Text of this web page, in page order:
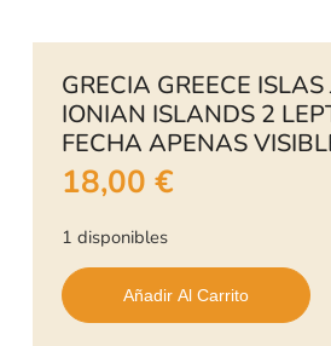
GRECIA GREECE
IONIAN ISLANDS 2
FECHA APENAS
18,00 €
1 disponibles
Añadir Al Carrito